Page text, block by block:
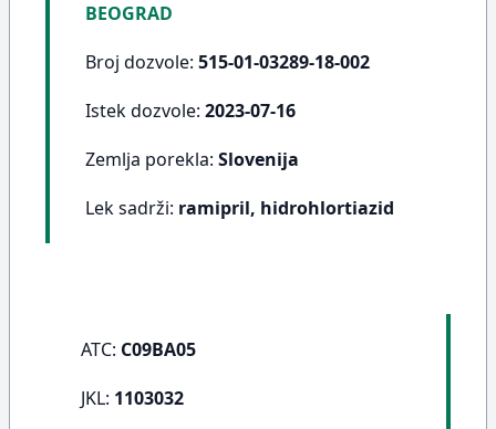
BEOGRAD
Broj dozvole: 515-01-03289-18-002
Istek dozvole: 2023-07-16
Zemlja porekla: Slovenija
Lek sadrži: ramipril, hidrohlortiazid
ATC: C09BA05
JKL: 1103032